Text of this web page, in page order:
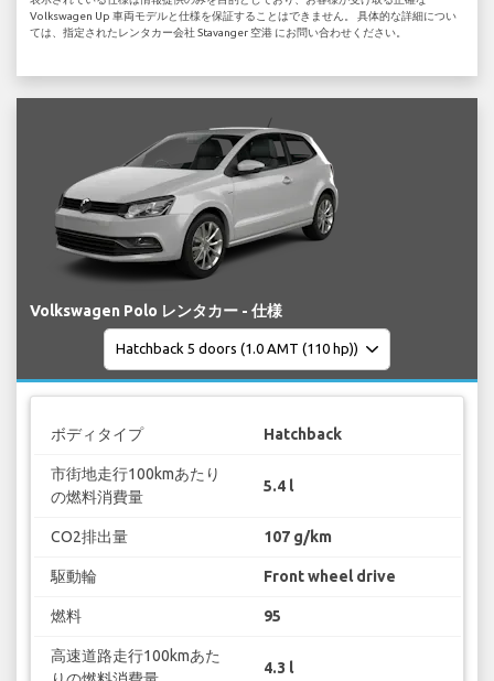
Volkswagen Up 車両モデルと仕様を保証することはできません。 具体的な詳細につい
ては、指定されたレンタカー会社 Stavanger 空港 にお問い合わせください。
Volkswagen Polo レンタカー - 仕様
ボディタイプ Hatchback
市街地走行100kmあたり
の燃料消費量
5.4 l
CO2排出量 107 g/km
駆動輪 Front wheel drive
燃料 95
高速道路走行100kmあた
4.3 l